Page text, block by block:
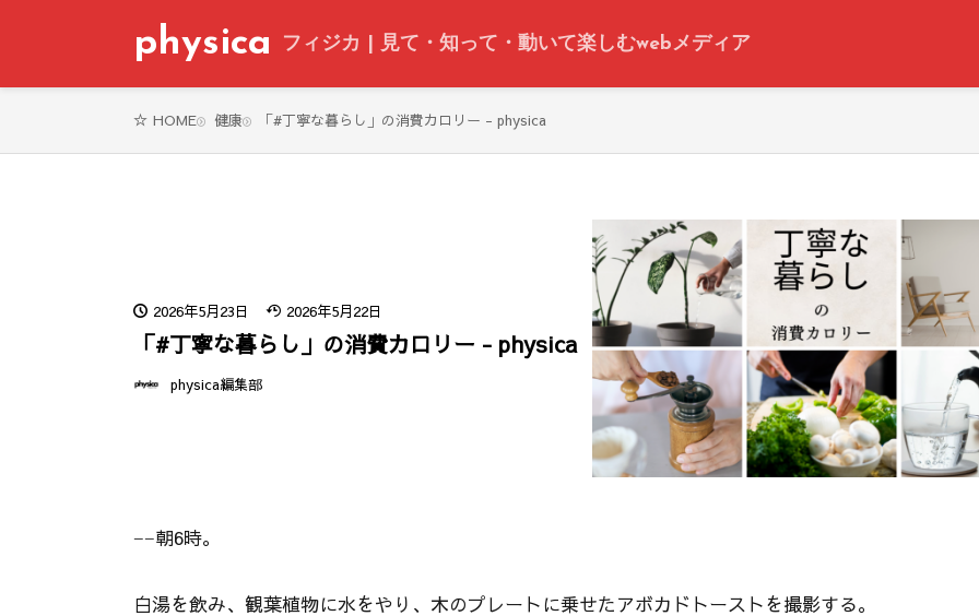
physica フィジカ | 見て・知って・動いて楽しむwebメディア
HOME 健康 「#丁寧な暮らし」の消費カロリー - physica
2026年5月23日 2026年5月22日
「#丁寧な暮らし」の消費カロリー - physica
physica編集部
−−朝6時。
白湯を飲み、観葉植物に水をやり、木のプレートに乗せたアボカドトーストを撮影する。